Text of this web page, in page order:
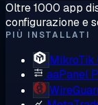
Oltre 1000 app
configurazione e
PIÙ INSTALLATI
MikroTik
aaPanel